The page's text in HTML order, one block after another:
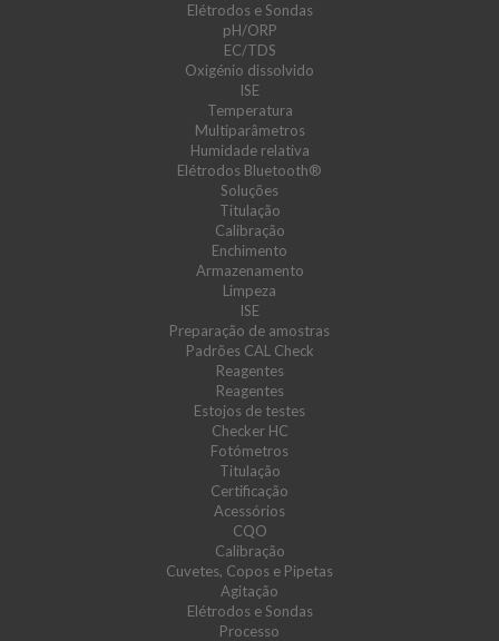
Elétrodos e Sondas
pH/ORP
EC/TDS
Oxigénio dissolvido
ISE
Temperatura
Multiparâmetros
Humidade relativa
Elétrodos Bluetooth®
Soluções
Titulação
Calibração
Enchimento
Armazenamento
Limpeza
ISE
Preparação de amostras
Padrões CAL Check
Reagentes
Reagentes
Estojos de testes
Checker HC
Fotómetros
Titulação
Certificação
Acessórios
CQO
Calibração
Cuvetes, Copos e Pipetas
Agitação
Elétrodos e Sondas
Processo